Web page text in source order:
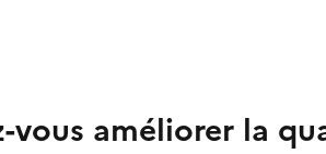
vous améliorer la